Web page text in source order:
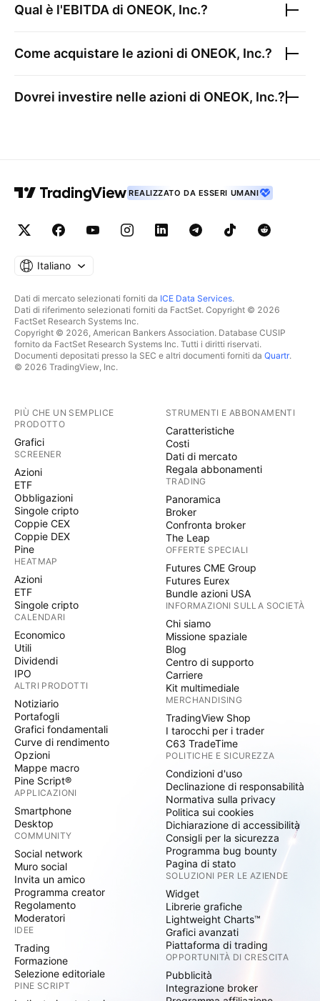
Qual è l'EBITDA di ONEOK, Inc.?
Come acquistare le azioni di ONEOK, Inc.?
Dovrei investire nelle azioni di ONEOK, Inc.?
REALIZZATO DA ESSERI UMANI
Italiano
Dati di mercato selezionati forniti da ICE Data Services.
Dati di riferimento selezionati forniti da FactSet. Copyright © 2026
FactSet Research Systems Inc.
Copyright © 2026, American Bankers Association. Database CUSIP
fornito da FactSet Research Systems Inc. Tutti i diritti riservati.
Documenti depositati presso la SEC e altri documenti forniti da Quartr.
© 2026 TradingView, Inc.
PIÙ CHE UN SEMPLICE
PRODOTTO
Grafici
SCREENER
Azioni
ETF
Obbligazioni
Singole cripto
Coppie CEX
Coppie DEX
Pine
HEATMAP
Azioni
ETF
Singole cripto
CALENDARI
Economico
Utili
Dividendi
IPO
ALTRI PRODOTTI
Notiziario
Portafogli
Grafici fondamentali
Curve di rendimento
Opzioni
Mappe macro
Pine Script®
APPLICAZIONI
Smartphone
Desktop
COMMUNITY
Social network
Muro social
Invita un amico
Programma creator
Regolamento
Moderatori
IDEE
Trading
Formazione
Selezione editoriale
PINE SCRIPT
STRUMENTI E ABBONAMENTI
Caratteristiche
Costi
Dati di mercato
Regala abbonamenti
TRADING
Panoramica
Broker
Confronta broker
The Leap
OFFERTE SPECIALI
Futures CME Group
Futures Eurex
Bundle azioni USA
INFORMAZIONI SULLA SOCIETÀ
Chi siamo
Missione spaziale
Blog
Centro di supporto
Carriere
Kit multimediale
MERCHANDISING
TradingView Shop
I tarocchi per i trader
C63 TradeTime
POLITICHE E SICUREZZA
Condizioni d'uso
Declinazione di responsabilità
Normativa sulla privacy
Politica sui cookies
Dichiarazione di accessibilità
Consigli per la sicurezza
Programma bug bounty
Pagina di stato
SOLUZIONI PER LE AZIENDE
Widget
Librerie grafiche
Lightweight Charts™
Grafici avanzati
Piattaforma di trading
OPPORTUNITÀ DI CRESCITA
Pubblicità
Integrazione broker